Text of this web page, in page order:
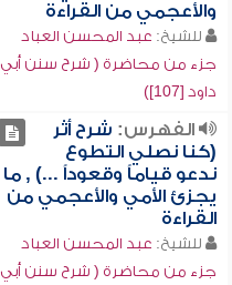
والأعجمي من القراءة
للشيخ: عبد المحسن العباد
جزء من محاضرة ( شرح سنن أبي
داود [107])
الفهرس: شرح أثر
(كنا نصلي التطوع
ندعو قياماً وقعوداً ...) , ما
يجزئ الأمي والأعجمي من
القراءة
للشيخ: عبد المحسن العباد
جزء من محاضرة ( شرح سنن أبي